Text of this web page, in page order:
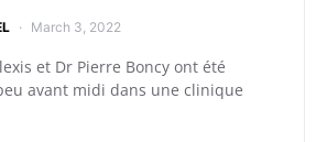
March 3, 2022
et Dr Pierre Boncy ont été
avant midi dans une clinique